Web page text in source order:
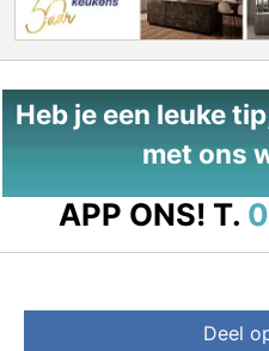
Heb je een leuke
met ons
APP ONS! T.
Deel